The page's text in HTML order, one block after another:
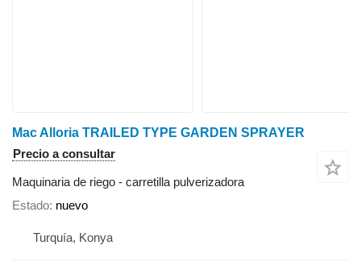
Mac Alloria TRAILED TYPE GARDEN SPRAYER
Precio a consultar
Maquinaria de riego - carretilla pulverizadora
Estado nuevo
Turquía, Konya